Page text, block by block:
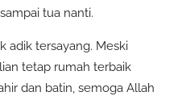
tua nanti.
adik tersayang. Meski
tetap rumah terbaik
dan batin, semoga Allah